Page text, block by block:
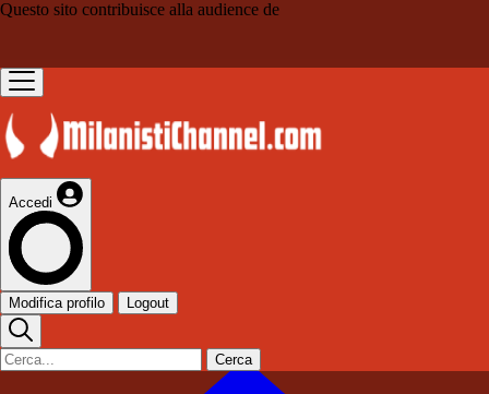
Questo sito contribuisce alla audience de
Accedi
Modifica profilo Logout
Cerca